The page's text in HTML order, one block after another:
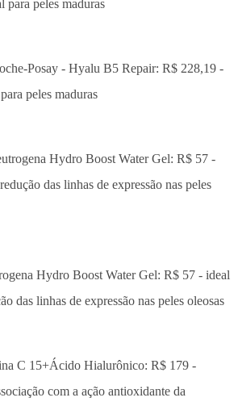
Posay - Hyalu B5 Repair: R$ 228,19 -
peles maduras
Hydro Boost Water Gel: R$ 57 - ideal
das linhas de expressão nas peles oleosas